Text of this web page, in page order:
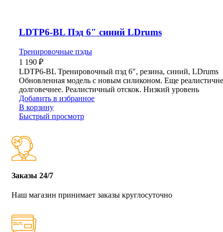
LDTP6-BL Пэд 6″ синий LDrums
Тренировочные пэды
1 190 ₽
LDTP6-BL Тренировочный пэд 6″, резина, синий, LDrums
Обновленная модель с новым силиконом. Еще
долговечнее. Реалистичный отскок. Низкий уровень
Добавить в избранное
В корзину
Быстрый просмотр
Заказы 24/7
Наш магазин принимает заказы круглосуточно